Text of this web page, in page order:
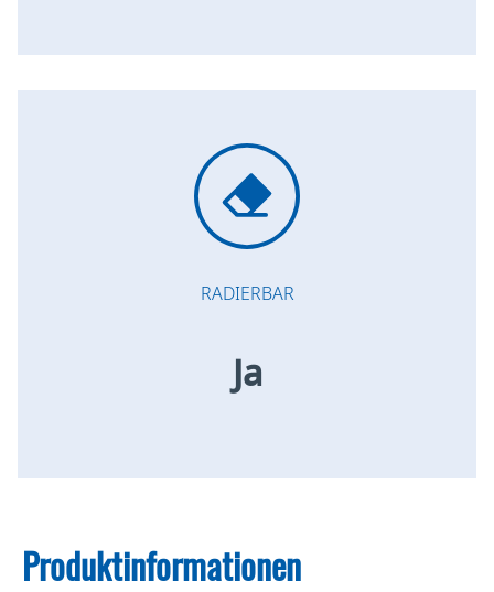
RADIERBAR
Ja
Produktinformationen